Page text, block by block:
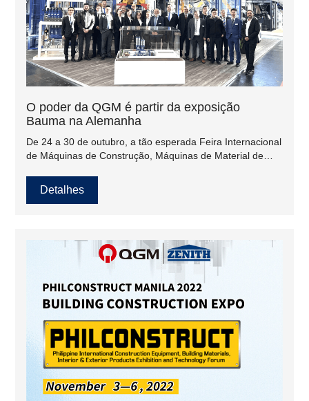
O poder da QGM é partir da exposição
Bauma na Alemanha
De 24 a 30 de outubro, a tão esperada Feira Internacional
de Máquinas de Construção, Máquinas de Material de
Construção e Equipamentos de Construção de Munique,
na Alemanha, teve início com sucesso no Centro de
Detalhes